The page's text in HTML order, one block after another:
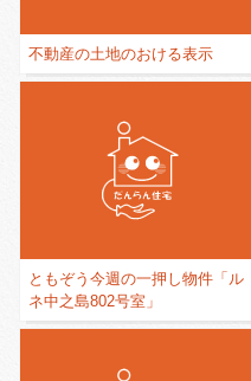
不動産の土地のおける表示
ともぞう今週の一押し物件「ル
ネ中之島802号室」